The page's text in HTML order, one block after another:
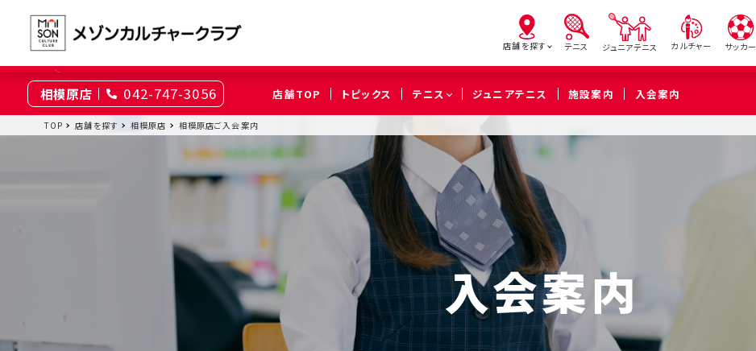
店舗を探す
東京
綾瀬 大井町
（品川区）
亀有
（葛飾区）
北砂 西新井
相模原
（相模原市南区）
橋本
（相模原市緑区）
溝の口
（川崎市高津区）
浦和
（さいたま市浦和区）
久喜
テニス ジュニアテニス カルチャー サッカー
相模原店 042-747-3056 店舗TOP トピックス テニス ジュニアテニス 施設案内 入会案内
入会案内
TOP 店舗を探す 相模原店 相模原店ご入会案内